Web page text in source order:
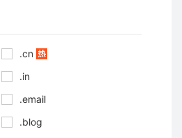
.cn
.in
.email
.blog